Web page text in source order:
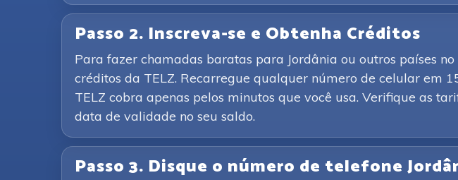
Passo 2. Inscreva-se e Obtenha Créditos
Para fazer chamadas baratas para Jordânia ou outros países
créditos da TELZ. Recarregue qualquer número de celular em
TELZ cobra apenas pelos minutos que você usa. Verifique as
data de validade no seu saldo.
Passo 3. Disque o número de telefone